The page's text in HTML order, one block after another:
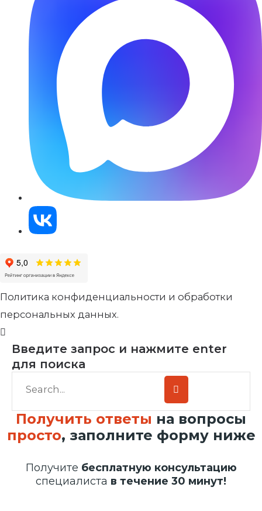
Политика конфиденциальности и обработки
персональных данных.
Введите запрос и нажмите enter
для поиска
Получить ответы на вопросы
просто, заполните форму ниже
Получите бесплатную консультацию
специалиста в течение 30 минут!